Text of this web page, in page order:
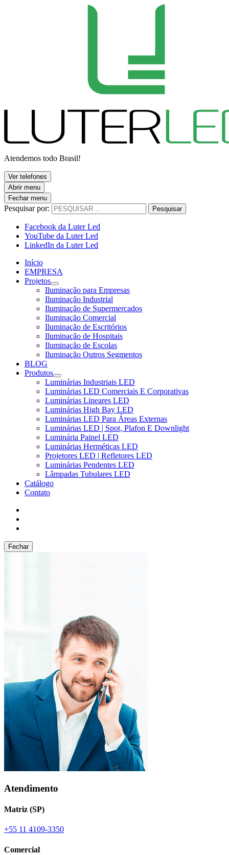
Atendemos todo Brasil!
Ver telefones
Abrir menu
Fechar menu
Pesquisar por: Pesquisar
Facebook da Luter Led
YouTube da Luter Led
LinkedIn da Luter Led
Início
EMPRESA
Projetos
Iluminação para Empresas
Iluminação Industrial
Iluminação de Supermercados
Iluminação Comercial
Iluminação de Escritórios
Iluminação de Hospitais
Iluminação de Escolas
Iluminação Outros Segmentos
BLOG
Produtos
Luminárias Industriais LED
Luminárias LED Comerciais E Corporativas
Luminárias Lineares LED
Luminárias High Bay LED
Luminárias LED Para Áreas Externas
Luminárias LED | Spot, Plafon E Downlight
Luminária Painel LED
Luminárias Herméticas LED
Projetores LED | Refletores LED
Luminárias Pendentes LED
Lâmpadas Tubulares LED
Catálogo
Contato
Fechar
Atendimento
Matriz (SP)
+55 11 4109-3350
Comercial